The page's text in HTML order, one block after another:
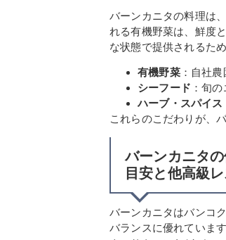
バーンカニタの料理は
れる有機野菜は、鮮度
な状態で提供されるた
有機野菜：自社農
シーフード ：旬
ハーブ・スパイス
これらのこだわりが、
バーンカニタ
目安と他高級
バーンカニタはバンコ
バランスに優れていま